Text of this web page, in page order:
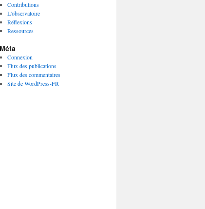
Contributions
L'observatoire
Réflexions
Ressources
Méta
Connexion
Flux des publications
Flux des commentaires
Site de WordPress-FR